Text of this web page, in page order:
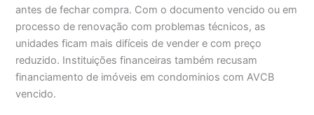
antes de fechar compra. Com o documento vencido ou em
processo de renovação com problemas técnicos, as
unidades ficam mais difíceis de vender e com preço
reduzido. Instituições financeiras também recusam
financiamento de imóveis em condominios com AVCB
vencido.